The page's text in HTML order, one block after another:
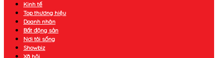
Kinh tế
Top thương hiệu
Doanh nhân
Bất động sản
Nơi tôi sống
Showbiz
Xã hội